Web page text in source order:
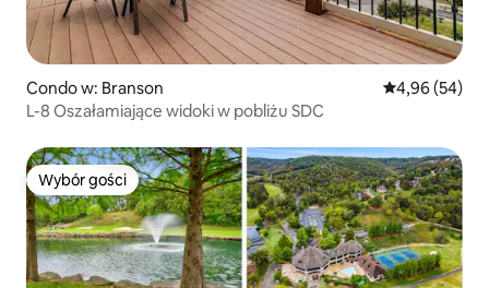
Condo w: Branson Średnia
4,96 (54)
L-8 Oszałamiające widoki w pobliżu SDC
Wybór gości
Wybór gości